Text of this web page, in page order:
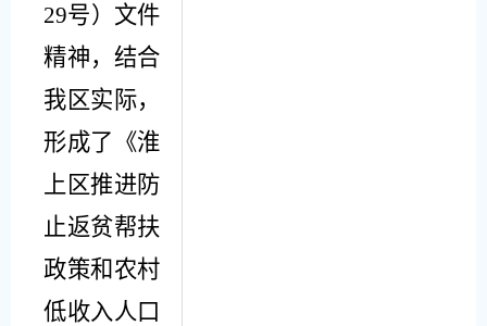
29号）文件
精神， 结合
我区实际，
形成了《淮
上区推进防
止返贫帮扶
政策和农村
低收入人口